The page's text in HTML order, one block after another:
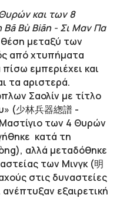
και των 8
Bā BùBiān - Σι Μαν Πα
θέση μεταξύ των
από χτυπήματα
εμπεριέχει και
τα αριστερά.
Σαολίν με τίτλο
(少林兵器緫譜 -
των 4 Θυρών
κατά τη
αλλά μεταδόθηκε
των Μινγκ (明
στις δυναστείες
εξαιρετική